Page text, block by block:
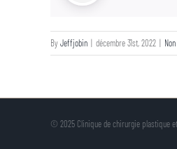
ByJeffjobin | décembre 31st, 2022 |
© 2025 Clinique de chirurgie plastique